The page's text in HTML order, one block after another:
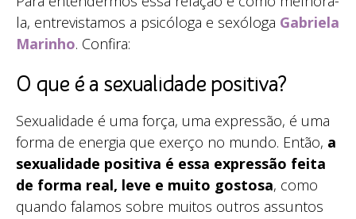
la, entrevistamos a psicóloga e sexóloga Gabriela
Marinho. Confira:
O que é a sexualidade positiva?
Sexualidade é uma força, uma expressão, é uma
forma de energia que exerço no mundo. Então, a
sexualidade positiva é essa expressão feita
de forma real, leve e muito gostosa, como
quando falamos sobre muitos outros assuntos